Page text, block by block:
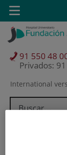
Saltar al contenido
Saltar
contenido
Selector
idioma
International
91 550 48
Privados:
Toggle
navigation